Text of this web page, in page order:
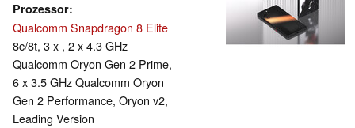
Prozessor
Qualcomm Snapdragon 8 Elite
8c/8t, 3 x , 2 x 4.3 GHz
Qualcomm Oryon Gen 2 Prime,
6 x 3.5 GHz Qualcomm Oryon
Gen 2 Performance, Oryon v2,
Leading Version